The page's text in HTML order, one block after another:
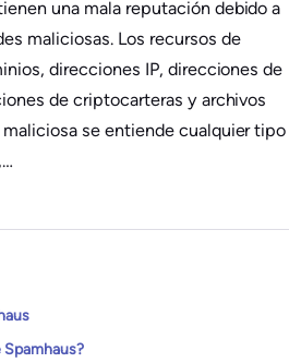
una mala reputación debido a
maliciosas. Los recursos de
direcciones IP, direcciones de
de criptocarteras y archivos
se entiende cualquier tipo
Spamhaus?